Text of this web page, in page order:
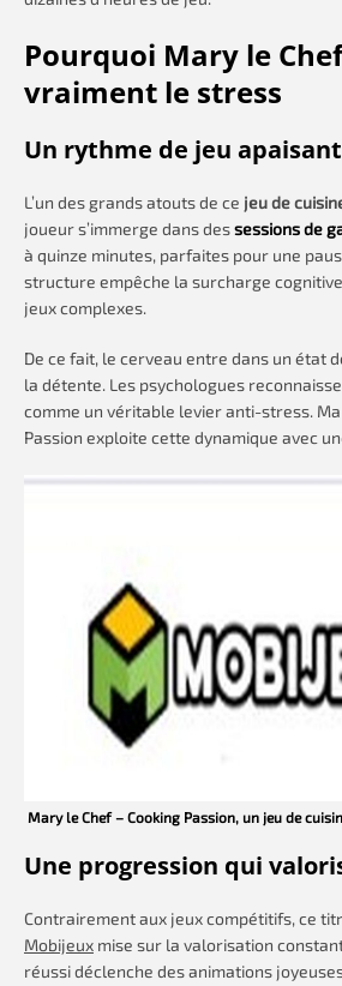
Pourquoi Mary le
vraiment le stress
Un rythme de jeu
L’un des grands atouts de ce jeu de
joueur s’immerge dans dessessions de
à quinze minutes, parfaites pour une
structure empêche la surcharge
jeux complexes.
De ce fait, le cerveau entre dans un état
la détente. Les psychologues
comme un véritable levier anti-stress.
Passion exploite cette dynamique avec
Mary le Chef – Cooking Passion, un jeu de
Une progression qui
Contrairement aux jeux compétitifs, ce
Mobijeux mise sur la valorisation
réussi déclenche des animations